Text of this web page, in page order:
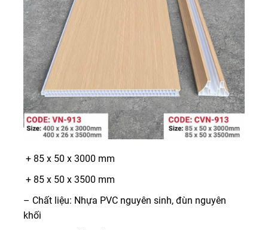
+ 85 x 50 x 3000 mm
+ 85 x 50 x 3500 mm
– Chất liệu: Nhựa PVC nguyên sinh, đùn nguyên
khối